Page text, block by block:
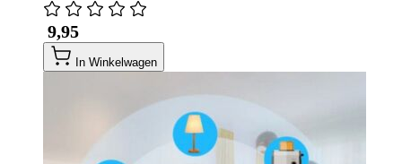
​ 9,95
In Winkelwagen